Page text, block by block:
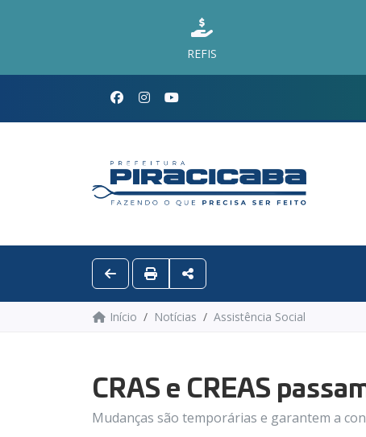
REFIS
Início Notícias Assistência Social
CRAS e CREAS
Mudanças são temporárias e garantem a